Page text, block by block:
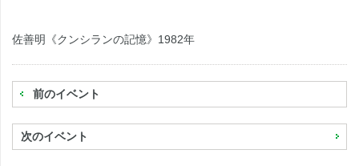
佐善明《クンシランの記憶》1982年
前のイベント
次のイベント